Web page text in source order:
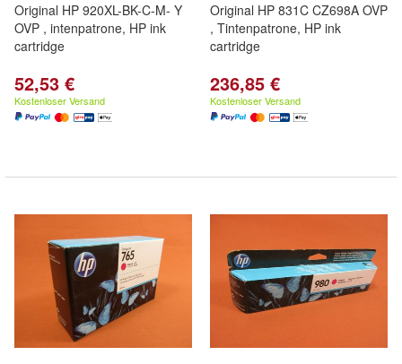
Original HP 920XL-BK-C-M- Y
OVP , intenpatrone, HP ink
cartridge
52,53 €
Kostenloser Versand
Original HP 831C CZ698A OVP
, Tintenpatrone, HP ink
cartridge
236,85 €
Kostenloser Versand